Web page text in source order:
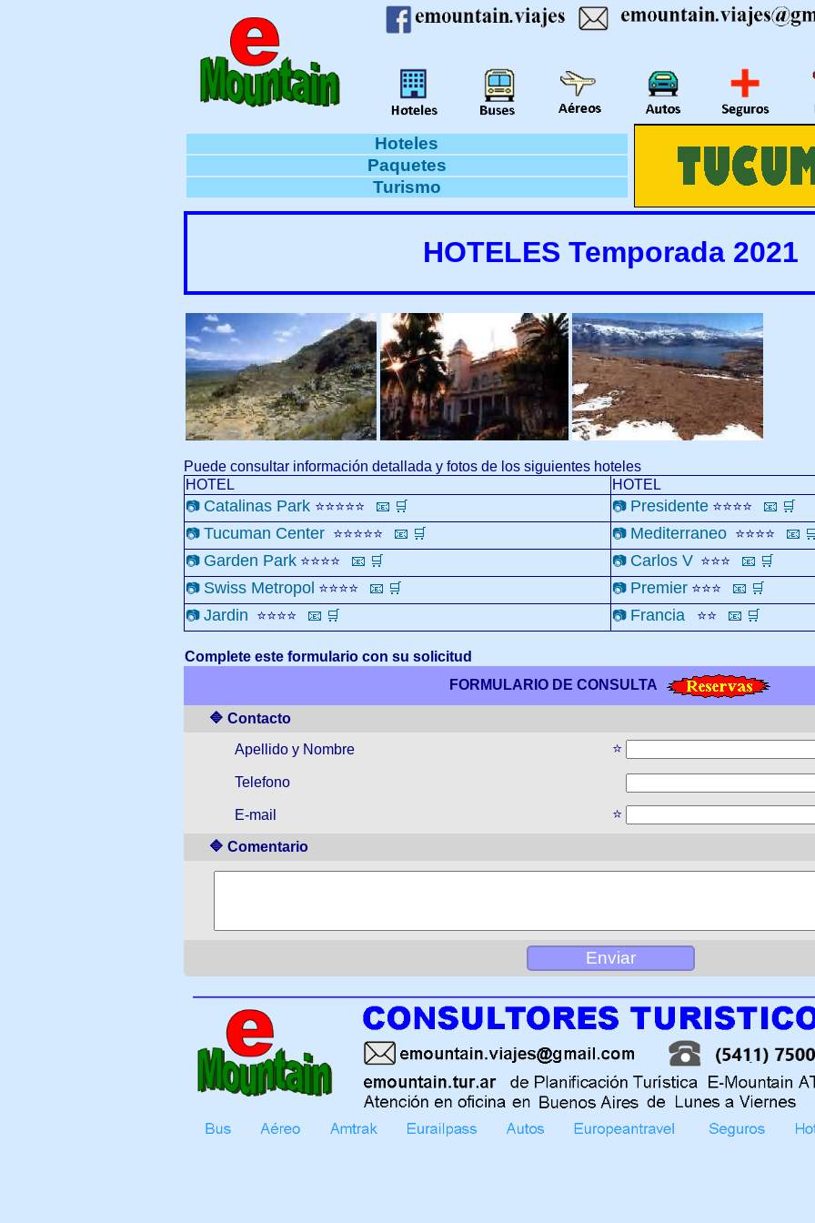
Hoteles
Paquetes
Turismo
HOTELES Temporada 2021
Puede consultar información detallada y fotos de los siguientes hoteles
HOTEL
HOTEL
📷 Catalinas Park ⭐⭐⭐⭐⭐ 📧 🛒 📷 Presidente⭐⭐⭐⭐ 📧 🛒
📷 Tucuman Center ⭐⭐⭐⭐⭐ 📧 🛒 📷 Mediterraneo ⭐⭐⭐⭐ 📧
📷 Garden Park ⭐⭐⭐⭐ 📧 🛒 📷 Carlos V ⭐⭐⭐ 📧 🛒
📷 Swiss Metropol ⭐⭐⭐⭐ 📧 🛒 📷 Premier⭐⭐⭐ 📧 🛒
📷 Jardin ⭐⭐⭐⭐ 📧 🛒 📷 Francia ⭐⭐ 📧 🛒
Completeeste formulario con su solicitud
FORMULARIO DE CONSULTA
🔷 Contacto
Apellido y Nombre
⭐
Telefono
E-mail ⭐
🔷 Comentario